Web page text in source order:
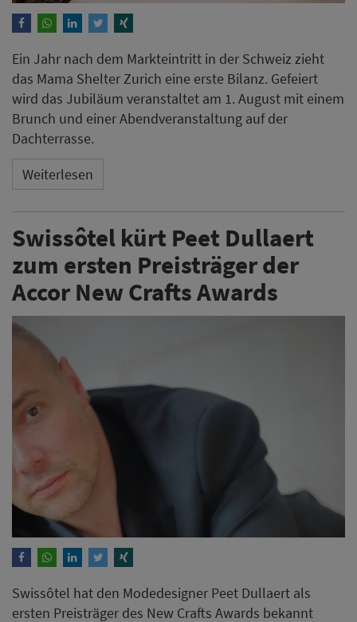
Ein Jahr nach dem Markteintritt in der Schweiz zieht
das Mama Shelter Zurich eine erste Bilanz. Gefeiert
wird das Jubiläum veranstaltet am 1. August mit einem
Brunch und einer Abendveranstaltung auf der
Dachterrasse.
Weiterlesen
Swissôtel kürt Peet Dullaert
zum ersten Preisträger der
Accor New Crafts Awards
Swissôtel hat den Modedesigner Peet Dullaert als
ersten Preisträger des New Crafts Awards bekannt